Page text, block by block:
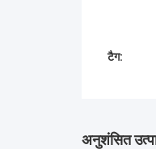
टैग:
अनुशंसित